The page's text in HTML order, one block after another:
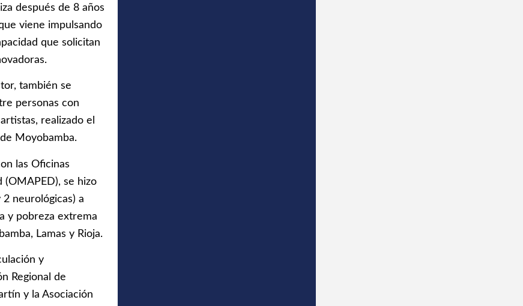
después de 8 años
viene impulsando
que solicitan
también se
personas con
realizado el
Moyobamba.
las Oficinas
(OMAPED), se hizo
neurológicas) a
y pobreza extrema
Lamas y Rioja.
y
Regional de
y la Asociación